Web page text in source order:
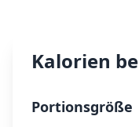
Kalorien
Portionsgröße